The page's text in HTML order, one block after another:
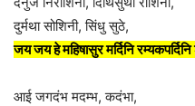
दुर्मथा सोशिनी, सिंधु सुठे,
जय जय हे महिषासुर मर्दिनि
आई जगदंभ मदम्भ, कदंभा,